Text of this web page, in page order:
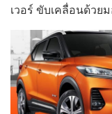
เวอร์ ขับเคลื่อนด้วย